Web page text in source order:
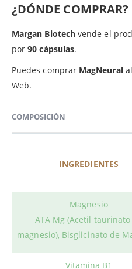
¿DÓNDE COMPRAR?
Margan Biotechvende el
por90 cápsulas.
Puedes comprar MagNeural
Web.
COMPOSICIÓN
INGREDIENTES
Magnesio
ATA Mg (Acetil taurinato
magnesio), Bisglicinato de
Vitamina B1